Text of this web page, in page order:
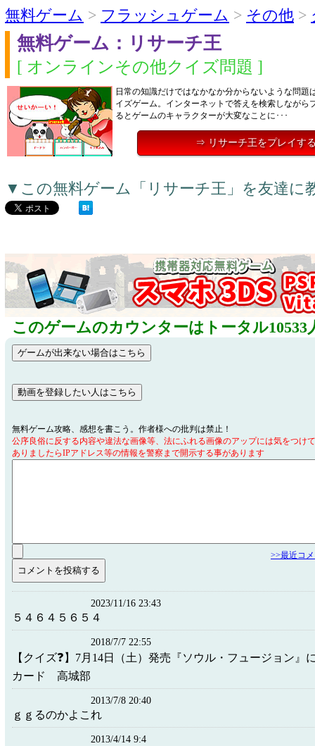
無料ゲーム > フラッシュゲーム > その他 >
無料ゲーム：リサーチ王
[ オンラインその他クイズ問題 ]
日常の知識だけではなかなか分からないような問題
イズゲーム。インターネットで答えを検索しながら
るとゲームのキャラクターが大変なことに･･･
⇒ リサーチ王をプレイす
▼この無料ゲーム「リサーチ王」を友達に
このゲームのカウンターはトータル10533
無料ゲーム攻略、感想を書こう。作者様への批判は禁止！
公序良俗に反する内容や違法な画像等、法にふれる画像のアップには気をつけ
ありましたらIPアドレス等の情報を警察まで開示する事があります
>>最近コ
2023/11/16 23:43
５４６４５６５４
2018/7/7 22:55
【クイズ❓】7月14日（土）発売『ソウル・フュージョン』
カード 高城部
2013/7/8 20:40
ｇｇるのかよこれ
2013/4/14 9:4